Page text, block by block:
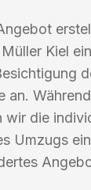
Kiel
an.
wir die
Umzugs